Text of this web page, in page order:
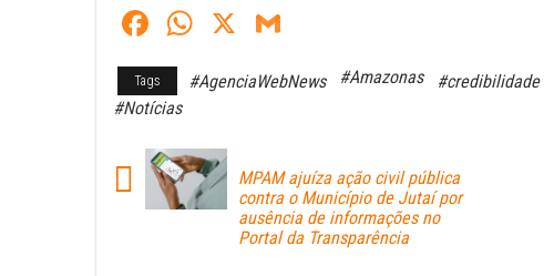
Fa
ce
bo
ok
W
ts
pp
X
ail
Tags #AgenciaWebNews #Amazonas #credibilidade
#Notícias
MPAM ajuíza ação civil pública
contra o Município de Jutaí por
ausência de informações no
Portal da Transparência